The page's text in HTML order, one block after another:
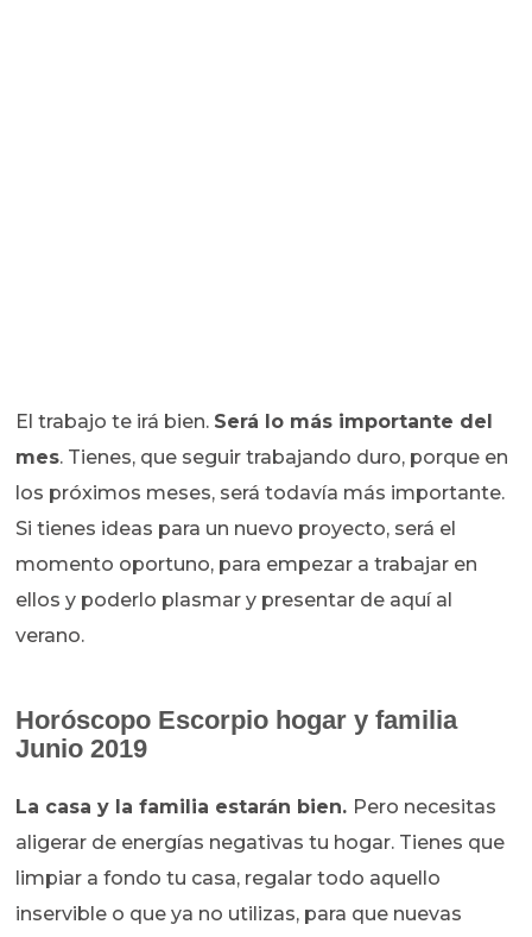
El trabajo te irá bien. Será lo más importante del
mes. Tienes, que seguir trabajando duro, porque en
los próximos meses, será todavía más importante.
Si tienes ideas para un nuevo proyecto, será el
momento oportuno, para empezar a trabajar en
ellos y poderlo plasmar y presentar de aquí al
verano.
Horóscopo Escorpio hogar y familia
Junio 2019
La casa y la familia estarán bien. Pero necesitas
aligerar de energías negativas tu hogar. Tienes que
limpiar a fondo tu casa, regalar todo aquello
inservible o que ya no utilizas, para que nuevas